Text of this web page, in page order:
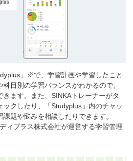
」※で、学習計画や学習したこと
目別の学習バランスがわかるので、
ます。また、SINKAトレーナーがタ
ックしたり、「Studyplus」内のチャッ
課題や悩みを相談したりできます。
ィプラス株式会社が運営する学習管理